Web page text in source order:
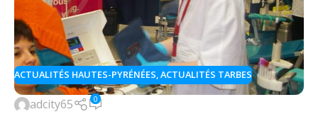
ACTUALITÉS HAUTES-PYRÉNÉES,ACTUALITÉS TARBES
adcity65 0